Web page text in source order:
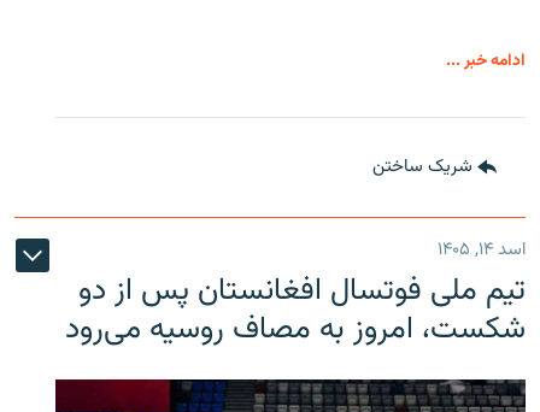
ادامه خبر ...
شریک ساختن
اسد ۱۴, ۱۴۰۵
تیم ملی فوتسال افغانستان پس از دو
شکست، امروز به مصاف روسیه می‌رود